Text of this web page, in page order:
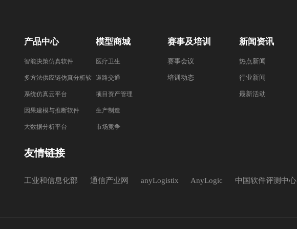
产品中心
智能决策仿真软件
多方法供应链仿真分析软
件
系统仿真云平台
因果建模与推断软件
大数据分析平台
模型商城
医疗卫生
道路交通
项目资产管理
生产制造
市场竞争
赛事及培训
赛事会议
培训动态
新闻资讯
热点新闻
行业新闻
最新活动
友情链接
工业和信息化部 通信产业网 anyLogistix AnyLogic 中国软件评测中心